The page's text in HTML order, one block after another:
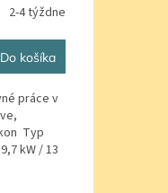
2-4 týždne
Do košíka
práce v
Typ
kW / 13